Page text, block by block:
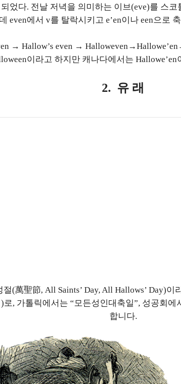
되었다. 전날 저녁을 의미하는 이브(eve)를 스
even에서 v를 탈락시키고 e’en이나 een으로
→ Hallow’s even →
이라고 하지만 캐나다에서는
2. 유 래
절(萬聖節, All Saints’ Day, All Hallows’ Day)
로, 가톨릭에서는 “모든성인대축일”, 성공회에
합니다.